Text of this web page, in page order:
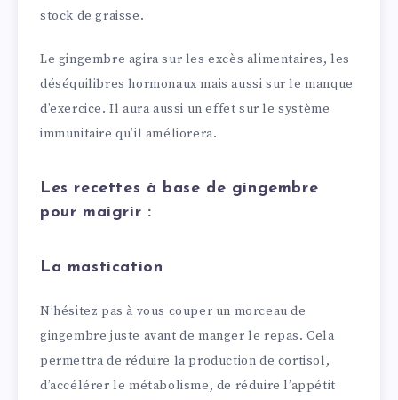
stock de graisse.
Le gingembre agira sur les excès alimentaires, les
déséquilibres hormonaux mais aussi sur le manque
d’exercice. Il aura aussi un effet sur le système
immunitaire qu’il améliorera.
Les recettes à base de gingembre
pour maigrir :
La mastication
N’hésitez pas à vous couper un morceau de
gingembre juste avant de manger le repas. Cela
permettra de réduire la production de cortisol,
d’accélérer le métabolisme, de réduire l’appétit